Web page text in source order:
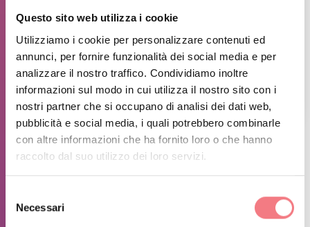
Questo sito web utilizza i cookie
Utilizziamo i cookie per personalizzare contenuti ed
annunci, per fornire funzionalità dei social media e per
analizzare il nostro traffico. Condividiamo inoltre
informazioni sul modo in cui utilizza il nostro sito con i
nostri partner che si occupano di analisi dei dati web,
pubblicità e social media, i quali potrebbero combinarle
con altre informazioni che ha fornito loro o che hanno
raccolto dal suo utilizzo dei loro servizi.
delNecessari
INFORMAZIONI SUGLI ORARI
Estate 2026: